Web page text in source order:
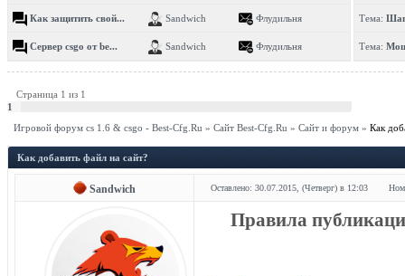
Как защитить свой... Sandwich Флудильня
Сервер csgo от be... Sandwich Флудильня
Тема:
Тема:
Страница 1 из 1
1
Игровой форум cs 1.6 & csgo - Best-Cfg.Ru » Сайт Best-Cfg.Ru » Сайт и форум » Как
Как добавить файл на сайт?
Sandwich Оставлено: 30.07.2015, (Четверг) в 12:03
Правила